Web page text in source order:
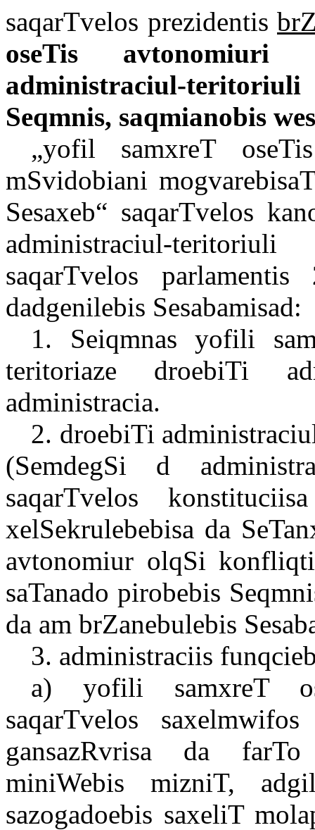
saqarTvelos prezidentis
oseTis avtonomiuri
administraciul-
Seqmnis, saqmianobis
„yofil samxreT
mSvidobiani
Sesaxeb“ saqarTvelos
administraciul-
saqarTvelos
dadgenilebis Sesabamisad:
1. Seiqmnas yofili
teritoriaze droebiTi
administracia.
2. droebiTi
(SemdegSi d
saqarTvelos
xelSekrulebebisa da
avtonomiur olqSi
saTanado pirobebis
da am brZanebulebis
3. administraciis
a) yofili samxreT
saqarTvelos
gansazRvrisa da
miniWebis mizniT,
sazogadoebis saxeliT